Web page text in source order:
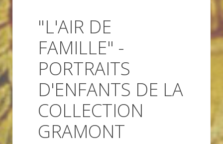
"L'AIR DE
FAMILLE" -
PORTRAITS
D'ENFANTS DE LA
COLLECTION
GRAMONT